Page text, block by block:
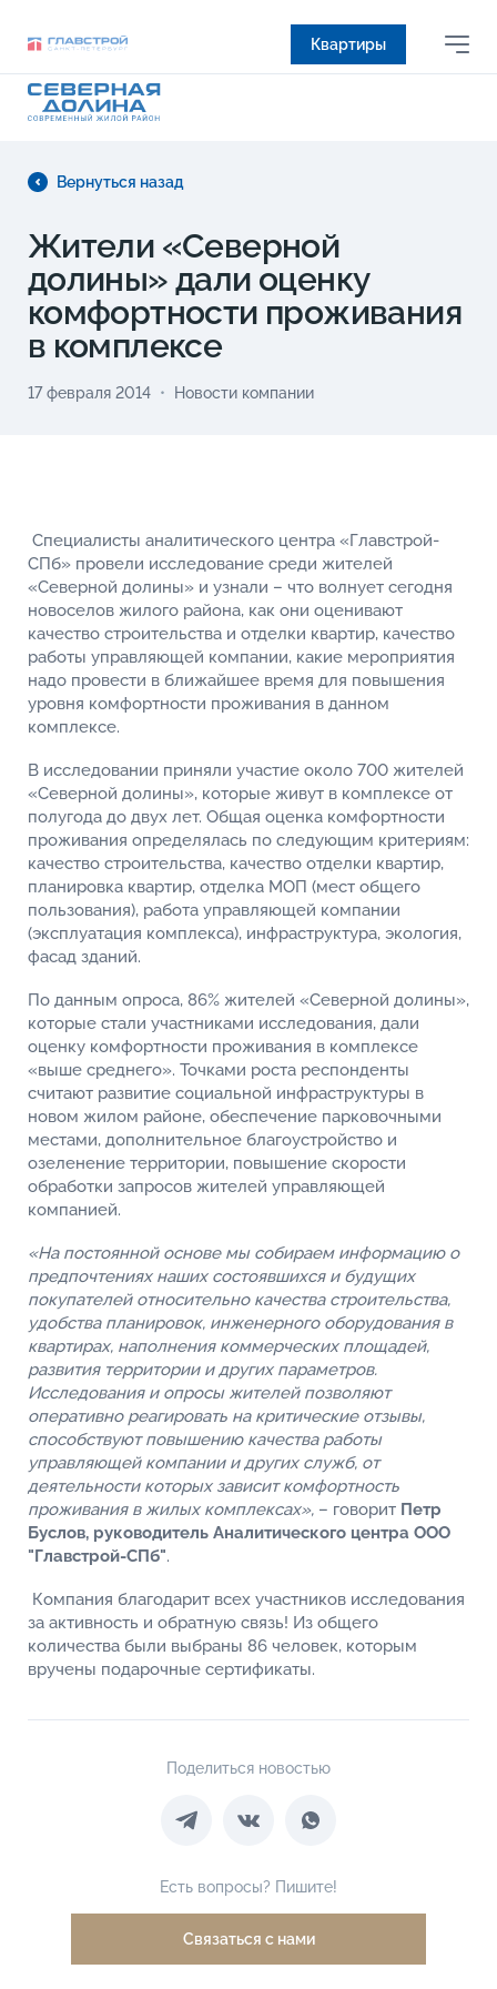
Квартиры
Вернуться назад
Жители «Северной
долины» дали оценку
комфортности проживания
в комплексе
17 февраля 2014 Новости компании
Специалисты аналитического центра «Главстрой-
СПб» провели исследование среди жителей
«Северной долины» и узнали – что волнует сегодня
новоселов жилого района, как они оценивают
качество строительства и отделки квартир, качество
работы управляющей компании, какие мероприятия
надо провести в ближайшее время для повышения
уровня комфортности проживания в данном
комплексе.
В исследовании приняли участие около 700 жителей
«Северной долины», которые живут в комплексе от
полугода до двух лет. Общая оценка комфортности
проживания определялась по следующим критериям:
качество строительства, качество отделки квартир,
планировка квартир, отделка МОП (мест общего
пользования), работа управляющей компании
(эксплуатация комплекса), инфраструктура, экология,
фасад зданий.
По данным опроса, 86% жителей «Северной долины»,
которые стали участниками исследования, дали
оценку комфортности проживания в комплексе
«выше среднего». Точками роста респонденты
считают развитие социальной инфраструктуры в
новом жилом районе, обеспечение парковочными
местами, дополнительное благоустройство и
озеленение территории, повышение скорости
обработки запросов жителей управляющей
компанией.
«На постоянной основе мы собираем информацию о
предпочтениях наших состоявшихся и будущих
покупателей относительно качества строительства,
удобства планировок, инженерного оборудования в
квартирах, наполнения коммерческих площадей,
развития территории и других параметров.
Исследования и опросы жителей позволяют
оперативно реагировать на критические отзывы,
способствуют повышению качества работы
управляющей компании и других служб, от
деятельности которых зависит комфортность
проживания в жилых комплексах», – говорит Петр
Буслов, руководитель Аналитического центра ООО
"Главстрой-СПб".
Компания благодарит всех участников исследования
за активность и обратную связь! Из общего
количества были выбраны 86 человек, которым
вручены подарочные сертификаты.
Поделиться новостью
Есть вопросы? Пишите!
Связаться с нами